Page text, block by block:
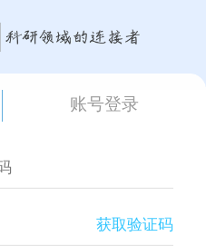
账号登录
获取验证码